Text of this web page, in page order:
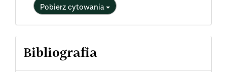
Pobierz cytowania
Bibliografia